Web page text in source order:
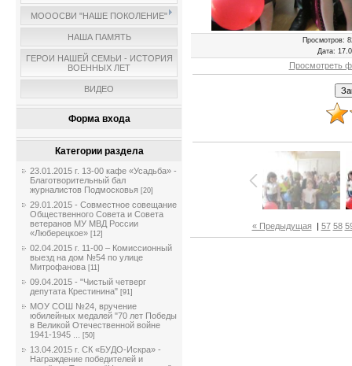
МОООСВИ "НАШЕ ПОКОЛЕНИЕ"
НАША ПАМЯТЬ
ГЕРОИ НАШЕЙ СЕМЬИ - ИСТОРИЯ
ВОЕННЫХ ЛЕТ
ВИДЕО
Форма входа
Категории раздела
23.01.2015 г. 13-00 кафе «Усадьба» -
Благотворительный бал
журналистов Подмосковья [20]
29.01.2015 - Совместное совещание
Общественного Совета и Совета
ветеранов МУ МВД России
«Люберецкое» [12]
02.04.2015 г. 11-00 – Комиссионный
выезд на дом №54 по улице
Митрофанова [11]
09.04.2015 - "Чистый четверг
депутата Крестинина" [91]
МОУ СОШ №24, вручение
юбилейных медалей "70 лет Победы
в Великой Отечественной войне
1941-1945 ...
[50]
13.04.2015 г. СК «БУДО-Искра» -
Награждение победителей и
Просмотров:
Дата:
Просмотреть
« Предыдущая | 57 58